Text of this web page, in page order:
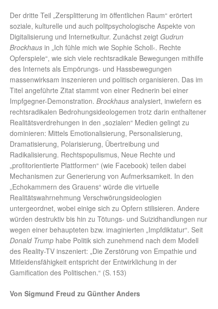
Der dritte Teil „Zersplitterung im öffentlichen Raum“ erörtert
soziale, kulturelle und auch politpsychologische Aspekte von
Digitalisierung und Internetkultur. Zunächst zeigt Gudrun
Brockhaus in „Ich fühle mich wie Sophie Scholl‹. Rechte
Opferspiele“, wie sich viele rechtsradikale Bewegungen mithilfe
des Internets als Empörungs- und Hassbewegungen
massenwirksam inszenieren und politisch organisieren. Das im
Titel angeführte Zitat stammt von einer Rednerin bei einer
Impfgegner-Demonstration. Brockhaus analysiert, inwiefern es
rechtsradikalen Bedrohungsideologemen trotz darin enthaltener
Realitätsverdrehungen in den „sozialen“ Medien gelingt zu
dominieren: Mittels Emotionalisierung, Personalisierung,
Dramatisierung, Polarisierung, Übertreibung und
Radikalisierung. Rechtspopulismus, Neue Rechte und
„profitorientierte Plattformen“ (wie Facebook) teilen dabei
Mechanismen zur Generierung von Aufmerksamkeit. In den
„Echokammern des Grauens“ würde die virtuelle
Realitätswahrnehmung Verschwörungsideologien
untergeordnet, wobei einige sich zu Opfern stilisieren. Andere
würden destruktiv bis hin zu Tötungs- und Suizidhandlungen nur
wegen einer behaupteten bzw. imaginierten „Impfdiktatur“. Seit
Donald Trump habe Politik sich zunehmend nach dem Modell
des Reality-TV inszeniert: „Die Zerstörung von Empathie und
Mitleidensfähigkeit entspricht der Entwirklichung in der
Gamification des Politischen.“ (S. 153)
Von Sigmund Freud zu Günther Anders